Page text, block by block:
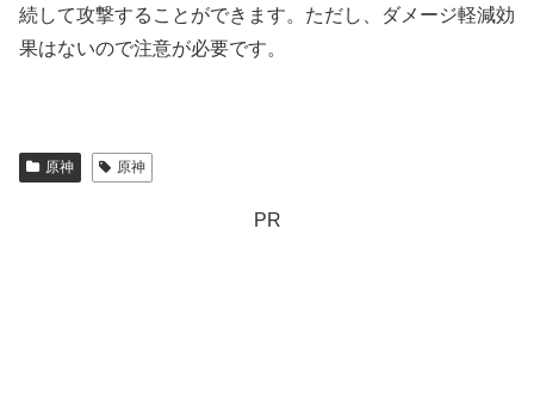
続して攻撃することができます。ただし、ダメージ軽減効
果はないので注意が必要です。
原神 原神
PR